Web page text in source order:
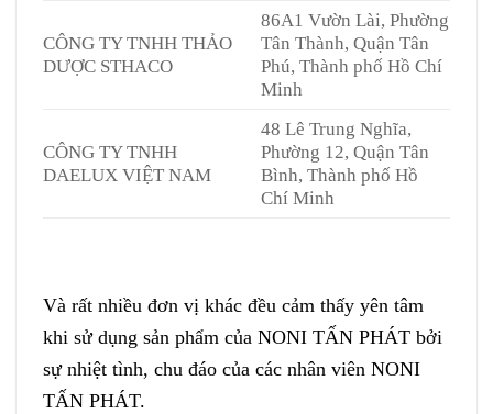
CÔNG TY TNHH THẢO
DƯỢC STHACO
86A1 Vườn Lài, Phường
Tân Thành, Quận Tân
Phú, Thành phố Hồ Chí
Minh
CÔNG TY TNHH
DAELUX VIỆT NAM
48 Lê Trung Nghĩa,
Phường 12, Quận Tân
Bình, Thành phố Hồ
Chí Minh
Và rất nhiều đơn vị khác đều cảm thấy yên tâm
khi sử dụng sản phẩm của NONI TẤN PHÁT bởi
sự nhiệt tình, chu đáo của các nhân viên NONI
TẤN PHÁT.